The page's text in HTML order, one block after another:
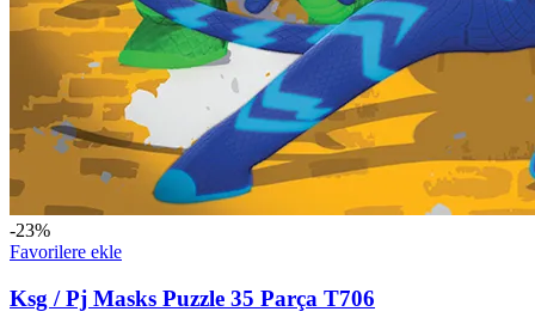
-23%
Favorilere ekle
Ksg / Pj Masks Puzzle 35 Parça T706